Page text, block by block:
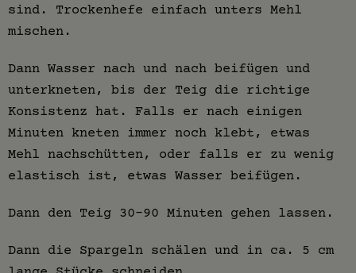
sind. Trockenhefe einfach unters Mehl
mischen.
Dann Wasser nach und nach beifügen und
unterkneten, bis der Teig die richtige
Konsistenz hat. Falls er nach einigen
Minuten kneten immer noch klebt, etwas
Mehl nachschütten, oder falls er zu wenig
elastisch ist, etwas Wasser beifügen.
Dann den Teig 30-90 Minuten gehen lassen.
Dann die Spargeln schälen und in ca. 5 cm